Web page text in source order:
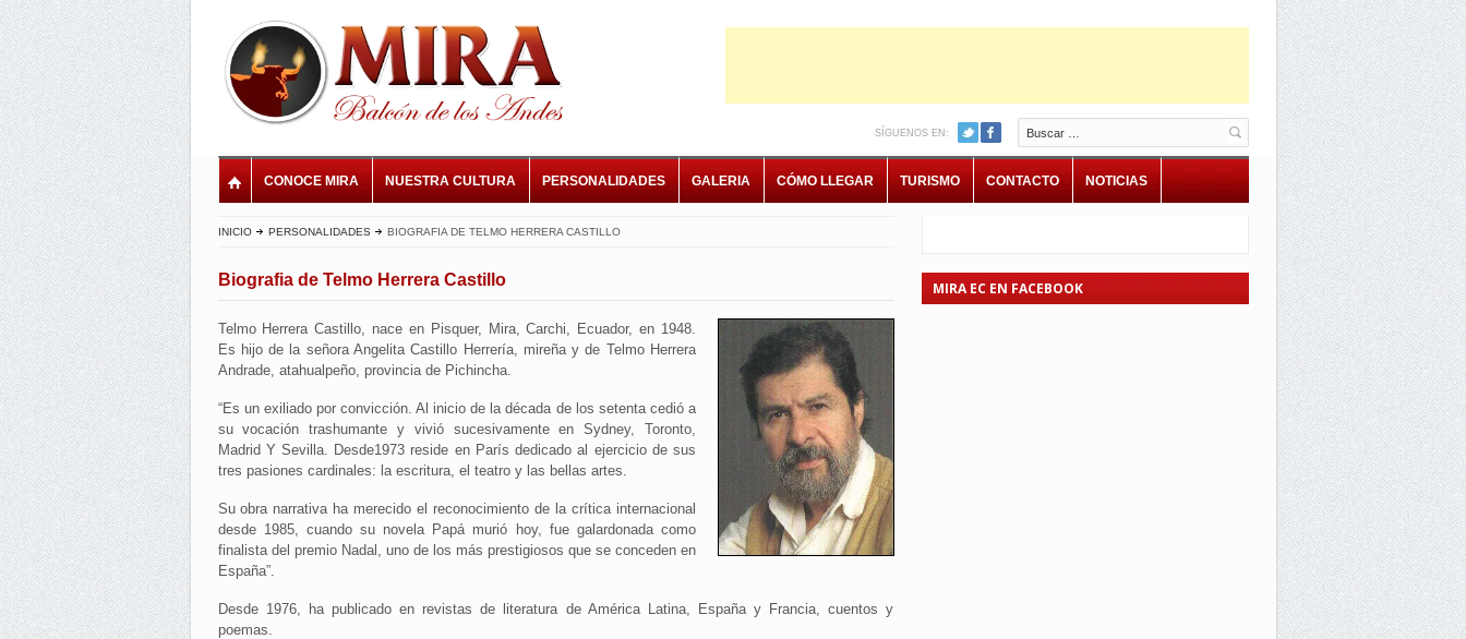
Buscar
SÍGUENOS EN:
CONOCE MIRA NUESTRA CULTURA PERSONALIDADES GALERIA CÓMO LLEGAR TURISMO CONTACTO NOTICIAS
INICIO PERSONALIDADES BIOGRAFIA DE TELMO HERRERA CASTILLO
Biografia de Telmo Herrera Castillo
Telmo Herrera Castillo, nace en Pisquer, Mira, Carchi, Ecuador, en 1948.
Es hijo de la señora Angelita Castillo Herrería, mireña y de Telmo Herrera
Andrade, atahualpeño, provincia de Pichincha.
“Es un exiliado por convicción. Al inicio de la década de los setenta cedió a
su vocación trashumante y vivió sucesivamente en Sydney, Toronto,
Madrid Y Sevilla. Desde1973 reside en París dedicado al ejercicio de sus
tres pasiones cardinales: la escritura, el teatro y las bellas artes.
Su obra narrativa ha merecido el reconocimiento de la crítica internacional
desde 1985, cuando su novela Papá murió hoy, fue galardonada como
finalista del premio Nadal, uno de los más prestigiosos que se conceden en
España”.
Desde 1976, ha publicado en revistas de literatura de América Latina, España y Francia, cuentos y
poemas.
MIRA EC EN FACEBOOK